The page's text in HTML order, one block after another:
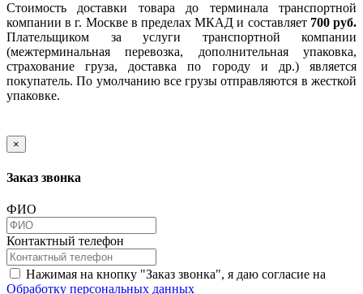
Стоимость доставки товара до терминала транспортной
компании в г. Москве в пределах МКАД и составляет 700 руб.
Плательщиком за услуги транспортной компании
(межтерминальная перевозка, дополнительная упаковка,
страхование груза, доставка по городу и др.) является
покупатель. По умолчанию все грузы отправляются в жесткой
упаковке.
×
Заказ звонка
ФИО
Контактный телефон
Нажимая на кнопку "Заказ звонка", я даю согласие на
Обработку персональных данных